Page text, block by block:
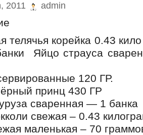
2011 admin
телячья корейка 0.43
Яйцо страуса
120 ГР.
принц 430 ГР
сваренная — 1 банка
свежая – 0.43
маленькая – 70